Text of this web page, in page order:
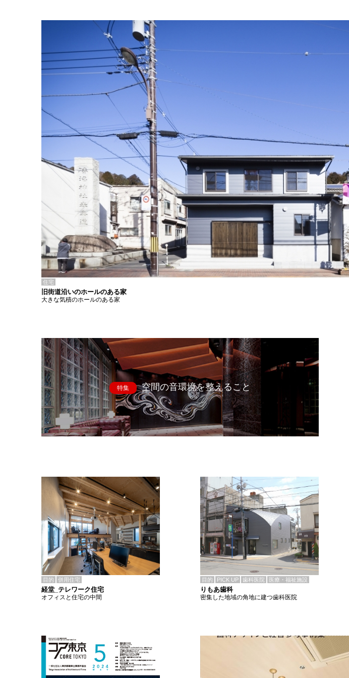
住宅
旧街道沿いのホールのある家
大きな気積のホールのある家
特集 空間の音環境を整えること
目的 併用住宅
経堂_テレワーク住宅
オフィスと住宅の中間
目的 PICK UP 歯科医院 医療・福祉施設
りもあ歯科
密集した地域の角地に建つ歯科医院